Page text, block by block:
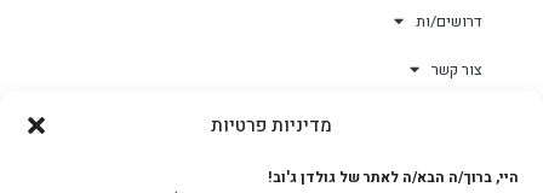
מדיניות פרטיות
היי, ברוך/ה הבא/ה לאתר של גולדן ג'וב!
דרושים/ות
צור קשר